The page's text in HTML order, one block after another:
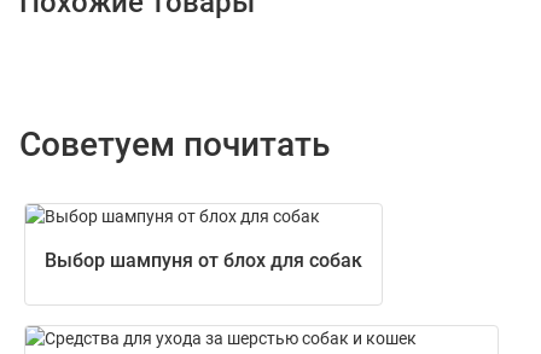
Советуем почитать
Выбор шампуня от блох для собак